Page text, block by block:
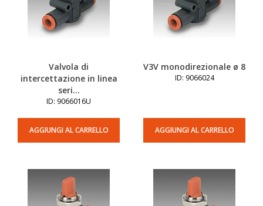
Valvola di
intercettazione in linea
seri...
ID: 9066016U
AGGIUNGI AL CARRELLO
V3V monodirezionale ø 8
ID: 9066024
AGGIUNGI AL CARRELLO